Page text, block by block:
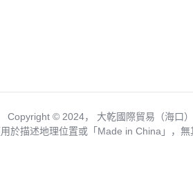
Copyright ©️ 2024， 大乾國際貿易（海口
於描述地理位置或「Made in China」，